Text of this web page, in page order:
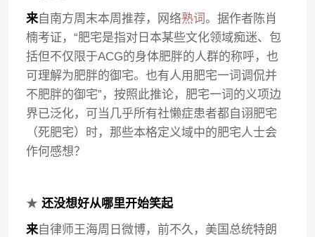
来自南方周末本周推荐，网络熟词。据作者陈肖
楠考证，“肥宅是指对日本某些文化领域痴迷、包
括但不仅限于ACG的身体肥胖的人群的称呼，也
可理解为肥胖的御宅。也有人用肥宅一词调侃并
不肥胖的御宅”，按照此推论，肥宅一词的义项边
界已泛化，可当几乎所有社懒症患者都自诩肥宅
（死肥宅）时，那些本格定义域中的肥宅人士会
作何感想？
★还没想好从哪里开始笑起
来自律师王海周日微博，前不久，美国总统特朗